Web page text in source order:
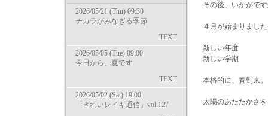
2026/05/21 (Thu) 09:30
チカラがみなぎる季節
TEXT
2026/05/05 (Tue) 09:00
今日から、夏です
TEXT
2026/05/02 (Sat) 19:00
「きれいレイキ通信」vol.127
その後、いかがで
４月が始まりまし
新しい年度
新しい学期
本格的に、春到来
太陽のあたたかさ